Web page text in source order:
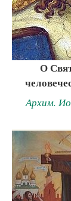
О
Архим.